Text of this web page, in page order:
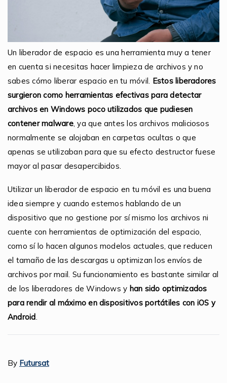
Un liberador de espacio es una herramienta muy a tener
en cuenta si necesitas hacer limpieza de archivos y no
sabes cómo liberar espacio en tu móvil. Estos liberadores
surgieron como herramientas efectivas para detectar
archivos en Windows poco utilizados que pudiesen
contener malware, ya que antes los archivos maliciosos
normalmente se alojaban en carpetas ocultas o que
apenas se utilizaban para que su efecto destructor fuese
mayor al pasar desapercibidos.
Utilizar un liberador de espacio en tu móvil es una buena
idea siempre y cuando estemos hablando de un
dispositivo que no gestione por sí mismo los archivos ni
cuente con herramientas de optimización del espacio,
como sí lo hacen algunos modelos actuales, que reducen
el tamaño de las descargas u optimizan los envíos de
archivos por mail. Su funcionamiento es bastante similar al
de los liberadores de Windows y han sido optimizados
para rendir al máximo en dispositivos portátiles con iOS y
Android
By Futursat